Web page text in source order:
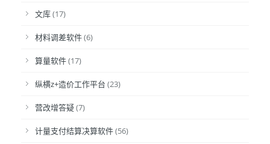
文库(17)
材料调差软件(6)
算量软件(17)
纵横z+造价工作平台 (23)
营改增答疑(7)
计量支付结算决算软件(56)